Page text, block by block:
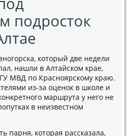
подросток
который две недели
нашли в Алтайском крае,
МВД по Красноярскому краю.
из-за оценок в школе и
маршрута у него не
в неизвестном
парня, которая рассказала,